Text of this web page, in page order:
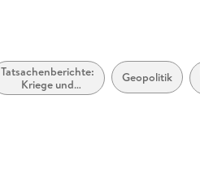
Tatsachenberichte:
Kriege und
Schlachten
Geopolitik